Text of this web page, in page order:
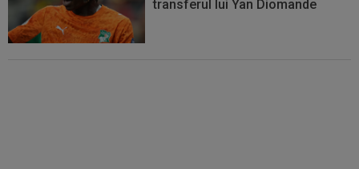
transferul lui Yan Diomande